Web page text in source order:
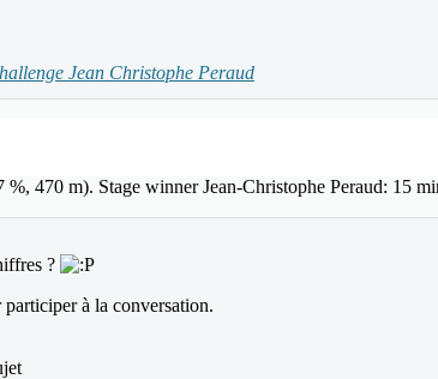
Jean Christophe Peraud
%, 470 m). Stage winner Jean-Christophe Peraud: 15
?
participer à la conversation.